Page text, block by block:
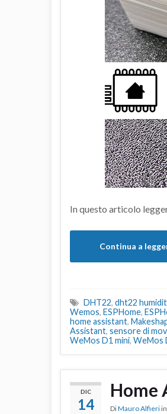
In questo articolo
Continua a
DHT22, dht22
Wemos, ESPHome,
home assistant,
Assistant, sensore di
WeMos D1 mini, WeMos
DIC
14
Home
DiMauro Alfieri in